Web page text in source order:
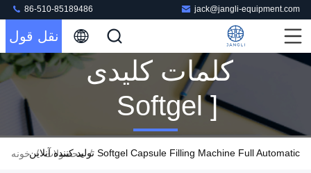
jack@jangli-equipment.com
86-510-85189486
نقل قول
کلمات کلیدی
[ Softgel
Capsule
خونه / محصولات / Softgel Capsule Filling Machine Full Automatic تولید کننده آنلاین